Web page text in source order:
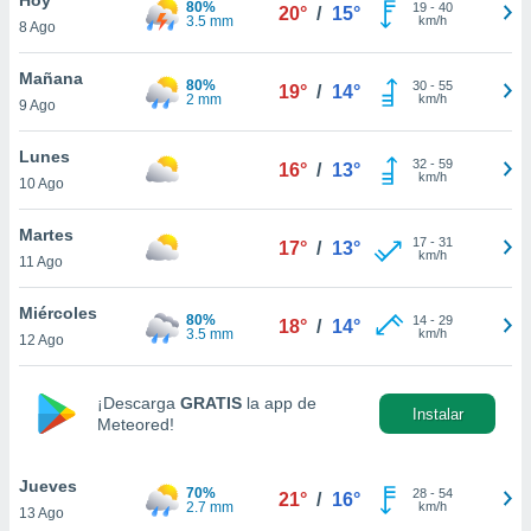
y
en
más
de
cookies
aceptar
8 Ago
80%
3.5 mm
20° / 15° 19- 40
km/h
Mañana
9 Ago
80%
2 mm
19° / 14° 30- 55
km/h
Lunes
10 Ago
16° / 13° 32- 59
km/h
Martes
11 Ago
17° / 13° 17- 31
km/h
Miércoles
12 Ago
80%
3.5 mm
18° / 14° 14- 29
km/h
¡Descarga GRATIS la app de
Meteored!
Instalar
Jueves
13 Ago
70%
2.7 mm
21° / 16° 28- 54
km/h